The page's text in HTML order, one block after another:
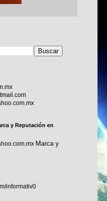
y Reputación en
Marca y
informativ0